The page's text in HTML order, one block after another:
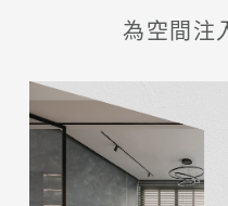
為空間注